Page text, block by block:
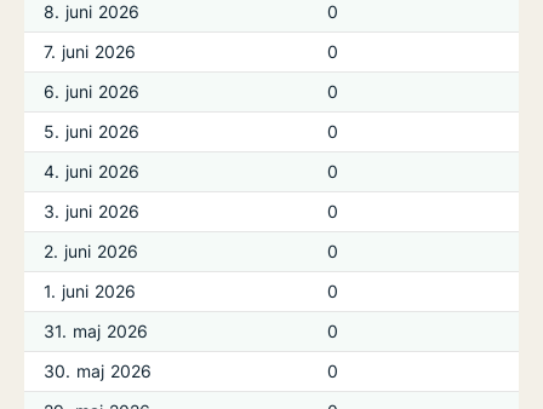
8. juni 2026
0
7. juni 2026
0
6. juni 2026
0
5. juni 2026
0
4. juni 2026
0
3. juni 2026
0
2. juni 2026
0
1. juni 2026
0
31. maj 2026
0
30. maj 2026
0